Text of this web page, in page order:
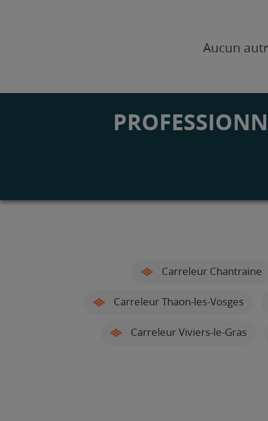
Aucun
Carreleur Chantraine
Carreleur Thaon-les-Vosges
Carreleur Viviers-le-Gras